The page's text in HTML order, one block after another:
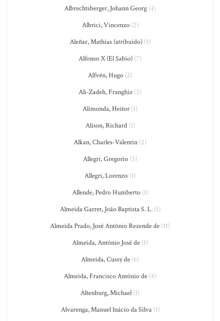
Albrechtsberger, Johann Georg (4)
Albrici, Vincenzo(2)
Aleñar, Mathías (atribuido) (1)
Alfonso X (El Sabio) (7)
Alfvén, Hugo (2)
Ali-Zadeh, Franghiz (2)
Alimonda, Heitor (1)
Alison, Richard(1)
Alkan, Charles-Valentin (2)
Allegri, Gregorio (5)
Allegri, Lorenzo (1)
Allende, Pedro Humberto(1)
Almeida Garret, João Baptista S. L.(1)
Almeida Prado, José Antônio Rezende de (11)
Almeida, Antônio José de (1)
Almeida, Cussy de (6)
Almeida, Francisco António de (4)
Altenburg, Michael (1)
Alvarenga, Manuel Inácio da Silva(1)